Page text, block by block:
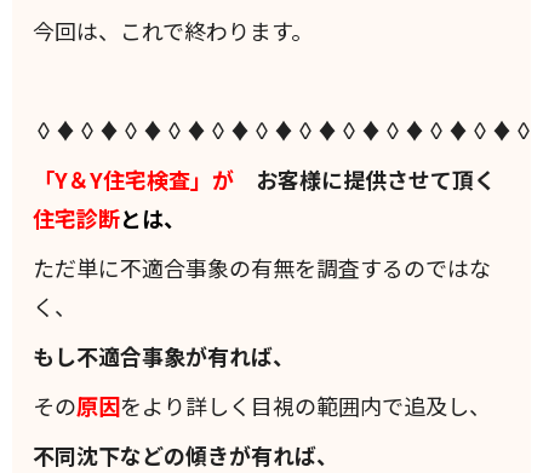
今回は、これで終わります。
「Y＆Y住宅検査」が お客様に提供させて頂く
住宅診断とは、
ただ単に不適合事象の有無を調査するのではな
く、
もし不適合事象が有れば、
その原因をより詳しく目視の範囲内で追及し、
不同沈下などの傾きが有れば、